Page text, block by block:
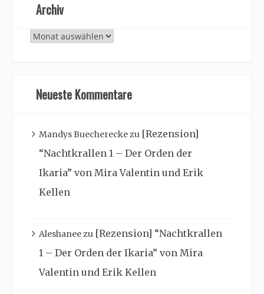
Archiv
Archiv
Neueste Kommentare
Mandys Buechereckezu [Rezension]
“Nachtkrallen 1 – Der Orden der
Ikaria” von Mira Valentin und Erik
Kellen
Aleshaneezu [Rezension] “Nachtkrallen
1 – Der Orden der Ikaria” von Mira
Valentin und Erik Kellen